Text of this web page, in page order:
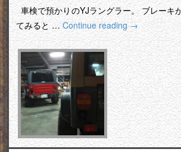
車検で預かりのYJラングラー。 ブレーキ
てみると …Continue reading→